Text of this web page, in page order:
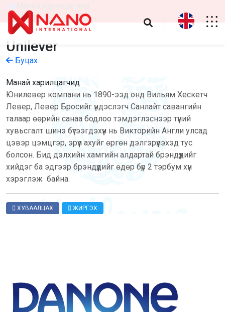
Unilever
Буцах
Манай харилцагчид
Юнилевер компани нь 1890-ээд онд Вильям Хескетч
Левер, Левер Бросийг үндэслэгч Санлайт савангийн
талаар өөрийн санаа бодлоо тэмдэглэснээр түүний
хувьсгалт шинэ бүтээгдэхүүн нь Викторийн Англи улсад
цэвэр цэмцгэр, эрүүл ахуйг өргөн дэлгэрүүлэхэд тус
болсон. Бид дэлхийн хамгийн алдартай брэндүүдийг
хийдэг ба эдгээр брэндүүдийг өдөр бүр 2 тэрбум хүн
хэрэглэж байна.
ХУВААЛЦАХ ЖИРГЭХ